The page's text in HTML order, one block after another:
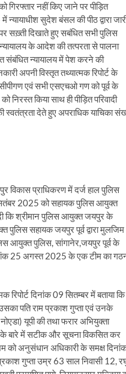
नहीं किए जाने पर पीड़ित
सुदेश बंसल की पीठ द्वारा
सख़्ती दिखाते हुए सबंधित सभी पुलिस
के आदेश की तत्परता से पालना
संबंधित न्यायालय में पेश करने की
अपनी विस्तृत तथ्यात्मक रिपोर्ट के
एवं सभी एसएचओ गण को पूर्व के
किया साथ ही पीड़ित परिवादी
स्वतंत्रता देते हुए अपराधिक याचिका
प्राधिकरण में दर्ज हाल पुलिस
सितंबर 2025 को सहायक पुलिस आयुक्त
कि श्रीमान पुलिस आयुक्त जयपुर के
सहायक जयपुर पूर्व द्वारा मुलजिम
आयुक्त पुलिस, सांगानेर,जयपुर पूर्व के
25 अगस्त 2025 के एक टीम का
दिनांक 09 सितम्बर में बताया कि
पति राम प्रकाश गुप्ता एवं उनके
यूपी की तथा फरार अभियुक्ता
के बारे में सटीक और सूचना विकसित कर
को अनुसंधान अधिकारी के समक्ष
गुप्ता उम्र 63 साल निवासी 12,